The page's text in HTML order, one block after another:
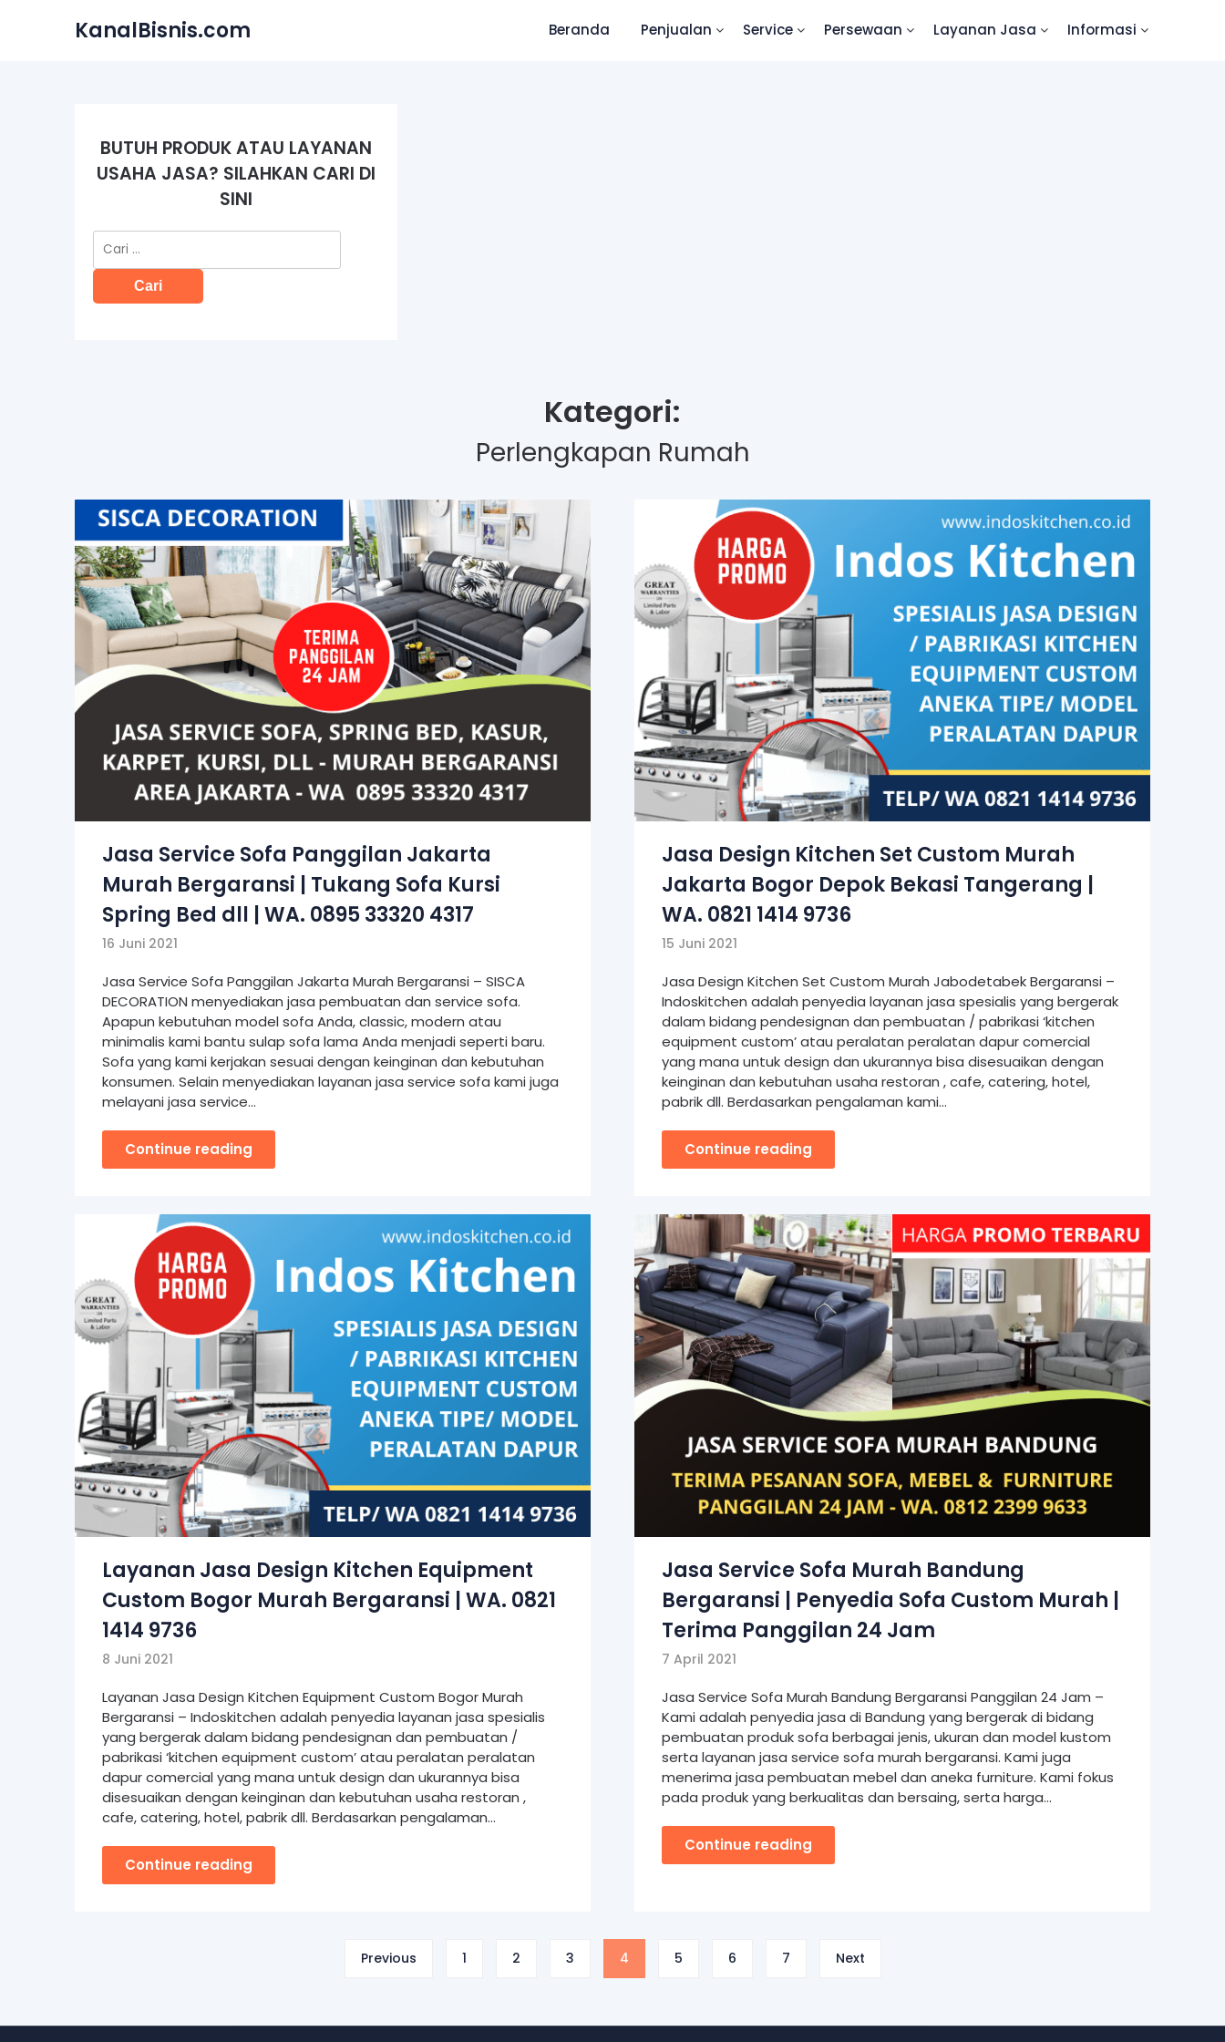
KanalBisnis.com Beranda Penjualan Service Persewaan Layanan Jasa Informasi
BUTUH PRODUK ATAU LAYANAN
USAHA JASA? SILAHKAN CARI DI
SINI
Cari
untuk:
Kategori:
Perlengkapan Rumah
Jasa Service Sofa Panggilan Jakarta
Murah Bergaransi | Tukang Sofa Kursi
Spring Bed dll | WA. 0895 33320 4317
16 Juni 2021
Jasa Service Sofa Panggilan Jakarta Murah Bergaransi – SISCA
DECORATION menyediakan jasa pembuatan dan service sofa.
Apapun kebutuhan model sofa Anda, classic, modern atau
minimalis kami bantu sulap sofa lama Anda menjadi seperti baru.
Sofa yang kami kerjakan sesuai dengan keinginan dan kebutuhan
konsumen. Selain menyediakan layanan jasa service sofa kami juga
melayani jasa service…
Continue reading
Jasa Design Kitchen Set Custom Murah
Jakarta Bogor Depok Bekasi Tangerang |
WA. 0821 1414 9736
15 Juni 2021
Jasa Design Kitchen Set Custom Murah Jabodetabek Bergaransi –
Indoskitchen adalah penyedia layanan jasa spesialis yang bergerak
dalam bidang pendesignan dan pembuatan / pabrikasi ‘kitchen
equipment custom’ atau peralatan peralatan dapur comercial
yang mana untuk design dan ukurannya bisa disesuaikan dengan
keinginan dan kebutuhan usaha restoran , cafe, catering, hotel,
pabrik dll. Berdasarkan pengalaman kami…
Continue reading
Layanan Jasa Design Kitchen Equipment
Custom Bogor Murah Bergaransi | WA. 0821
1414 9736
8 Juni 2021
Layanan Jasa Design Kitchen Equipment Custom Bogor Murah
Bergaransi – Indoskitchen adalah penyedia layanan jasa spesialis
yang bergerak dalam bidang pendesignan dan pembuatan /
pabrikasi ‘kitchen equipment custom’ atau peralatan peralatan
dapur comercial yang mana untuk design dan ukurannya bisa
disesuaikan dengan keinginan dan kebutuhan usaha restoran ,
cafe, catering, hotel, pabrik dll. Berdasarkan pengalaman…
Continue reading
Jasa Service Sofa Murah Bandung
Bergaransi | Penyedia Sofa Custom Murah |
Terima Panggilan 24 Jam
7 April 2021
Jasa Service Sofa Murah Bandung Bergaransi Panggilan 24 Jam –
Kami adalah penyedia jasa di Bandung yang bergerak di bidang
pembuatan produk sofa berbagai jenis, ukuran dan model kustom
serta layanan jasa service sofa murah bergaransi. Kami juga
menerima jasa pembuatan mebel dan aneka furniture. Kami fokus
pada produk yang berkualitas dan bersaing, serta harga…
Continue reading
Previous 1 2 3 4 5 6 7 Next